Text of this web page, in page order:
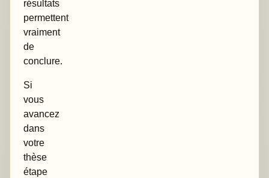
résultats
permettent
vraiment
de
conclure.
Si
vous
avancez
dans
votre
thèse
étape